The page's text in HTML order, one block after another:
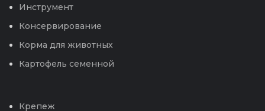
Инструмент
Консервирование
Корма для животных
Картофель семенной
Крепеж